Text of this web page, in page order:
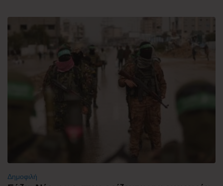
Δημοφιλή